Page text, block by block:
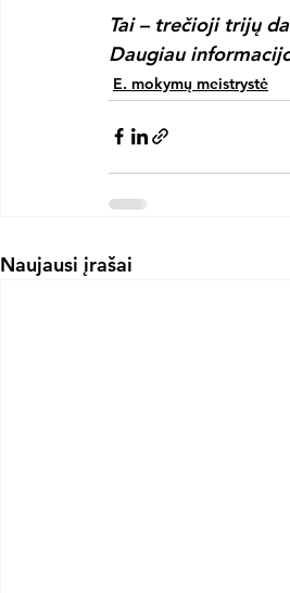
Tai – trečioji trijų
Daugiau
E. mokymų meistrystė
Naujausi įrašai